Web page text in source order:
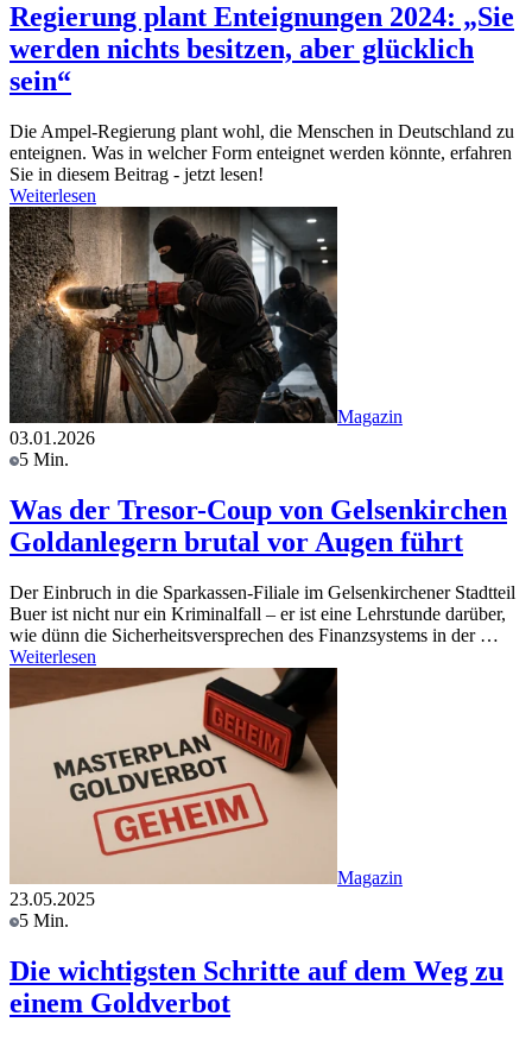
Regierung plant Enteignungen 2024: „Sie
werden nichts besitzen, aber glücklich
sein“
Die Ampel-Regierung plant wohl, die Menschen in Deutschland zu
enteignen. Was in welcher Form enteignet werden könnte, erfahren
Sie in diesem Beitrag - jetzt lesen!
Weiterlesen
Magazin
03.01.2026
5 Min.
Was der Tresor-Coup von Gelsenkirchen
Goldanlegern brutal vor Augen führt
Der Einbruch in die Sparkassen-Filiale im Gelsenkirchener Stadtteil
Buer ist nicht nur ein Kriminalfall – er ist eine Lehrstunde darüber,
wie dünn die Sicherheitsversprechen des Finanzsystems in der …
Weiterlesen
Magazin
23.05.2025
5 Min.
Die wichtigsten Schritte auf dem Weg zu
einem Goldverbot